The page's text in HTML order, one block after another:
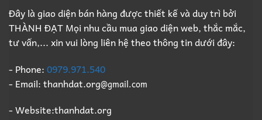
Đây là giao diện bán hàng được thiết kế và duy trì bởi
THÀNH ĐẠT Mọi nhu cầu mua giao diện web, thắc mắc,
tư vấn,... xin vui lòng liên hệ theo thông tin dưới đây:
- Phone:0979.971.540
- Email: thanhdat.org@gmail.com
- Website:thanhdat.org